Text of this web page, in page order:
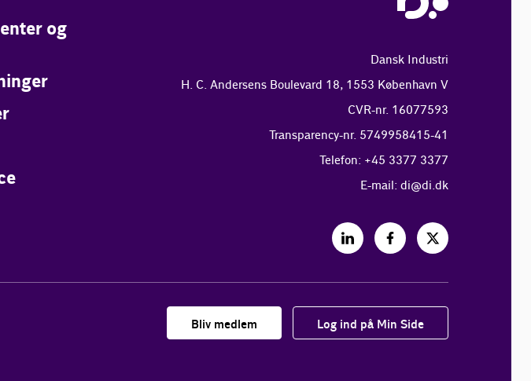
og
Dansk Industri
H. C. Andersens Boulevard 18, 1553 København V
CVR-nr. 16077593
Transparency-nr. 5749958415-41
Telefon: +45 3377 3377
E-mail: di@di.dk
Bliv medlem Log ind på Min Side